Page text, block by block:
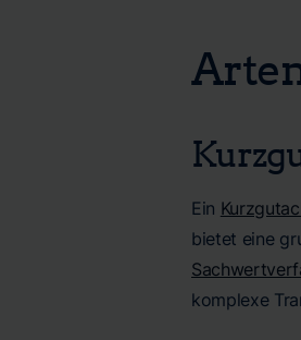
Ein
bietet eine
komplexe